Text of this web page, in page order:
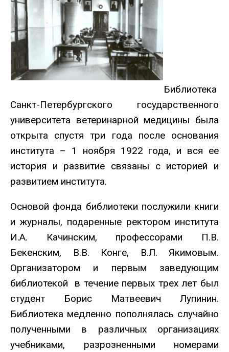
Библиотека
Санкт-Петербургского государственного
университета ветеринарной медицины была
открыта спустя три года после основания
института – 1 ноября 1922 года, и вся ее
история и развитие связаны с историей и
развитием института.
Основой фонда библиотеки послужили книги
и журналы, подаренные ректором института
И.А. Качинским, профессорами П.В.
Бекенским, В.В. Конге, В.Л. Якимовым.
Организатором и первым заведующим
библиотекой в течение первых трех лет был
студент Борис Матвеевич Лупинин.
Библиотека медленно пополнялась случайно
полученными в различных организациях
учебниками, разрозненными номерами